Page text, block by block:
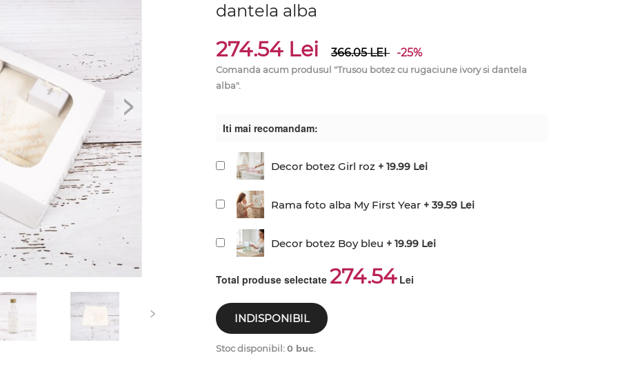
>
>
dantela alba
274.54 Lei 366.05LEI -25%
Comanda acum produsul "Trusou botez cu rugaciune ivory si dantela
alba".
Iti mai recomandam:
Decor botez Girl roz + 19.99 Lei
Rama foto alba My First Year + 39.59 Lei
Decor botez Boy bleu + 19.99 Lei
Total produse selectate 274.54Lei
INDISPONIBIL
Stoc disponibil:0 buc.